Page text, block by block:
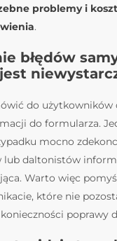
problemy i
.
błędów
do użytkowników
do formularza.
mocno
lub daltonistów
Warto więc
które nie
poprawy